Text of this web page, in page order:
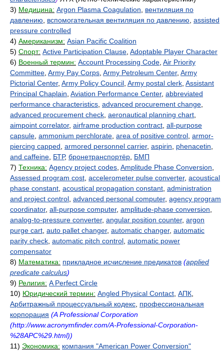
3) Медицина: Argon Plasma Coagulation
вентиляция по
давлению
вспомогательная вентиляция по давлению assisted
pressure controlled
4) Американизм: Asian Pacific Coalition
5) Спорт: Active Participation Clause Adoptable Player Character
6) Военный термин: Account Processing Code Air Priority
Committee Army Pay Corps Army Petroleum Center, Army
Pictorial Center, Army Policy Council Army postal clerk Assistant
Principal Chaplain Aviation Performance Center, abbreviated
performance characteristics advanced procurement change
advanced procurement check aeronautical planning chart
aimpoint correlator, airframe production contract all-purpose
capsule ammonium perchlorate area of positive control armor-
piercing capped armored personnel carrier, aspirin phenacetin
and caffeine БТР, бронетранспортёр БМП
7) Техника: Agency project codes Amplitude Phase Conversion
Assessed program cost accelerometer pulse converter, acoustical
phase constant acoustical propagation constant administration
and project control advanced personal computer, agency program
coordinator, all-purpose computer, amplitude-phase conversion
analog-to-pressure converter, angular position counter, argon
purge cart auto pallet changer, automatic changer, automatic
parity check automatic pitch control automatic power
compensator
8) Математика: прикладное исчисление предикатов (applied
predicate calculus)
9) Религия: A Perfect Circle
10) Юридический термин: Angled Physical Contact АПК
Арбитражный процессуальный кодекс профессиональная
корпорация (A Professional Corporation
(http://www.acronymfinder.com/A-Professional-Corporation-
%28APC%29.html))
11) Экономика: компания "American Power Conversion"